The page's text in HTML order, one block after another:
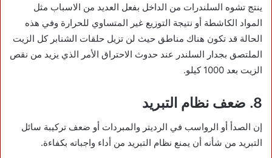
ينتج تشوه السلندرات من الداخل بفعل العديد من الاسباب مثل
المواد الكاشطة أو نتيجة التوزيع غير المتساوي للحرارة وفي هذه
الحالة قد تكون هناك مناطق حيث لن تزيل حلقات الشنابر كل الزيت
الملتصق بجدار السلندر عند حدوث الاحتراق الأمر الذي يزيد من نقص
الزيت بعد 1000 كيلو.
8. ضعف نظام التبريد
إن الصدأ أو الرواسب في الرديتر والمبردات أو ضعف تركيبة سائل
التبريد من شأنه أن يمنع نظام التبريد من أداء واجباته بكفاءة.